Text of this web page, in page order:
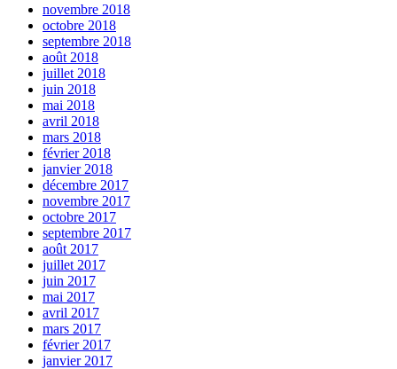
novembre 2018
octobre 2018
septembre 2018
août 2018
juillet 2018
juin 2018
mai 2018
avril 2018
mars 2018
février 2018
janvier 2018
décembre 2017
novembre 2017
octobre 2017
septembre 2017
août 2017
juillet 2017
juin 2017
mai 2017
avril 2017
mars 2017
février 2017
janvier 2017